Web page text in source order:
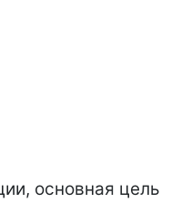
основная цель